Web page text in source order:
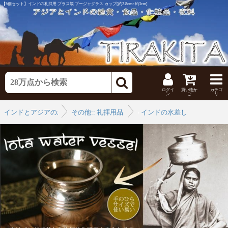
【5個セット】インドの礼拝用 ブラス製 プージャグラス カップ[約2.8cm×約3cm]
ログイ
ン
買い物か
ご
カテゴ
リ
インドとアジアのお香 その他:: 礼拝用品 インドの水差し